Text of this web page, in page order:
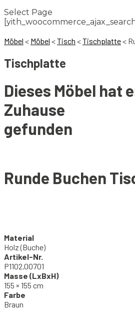
Select Page
Möbel < Möbel <Tisch <Tischplatte<
Tischplatte
Dieses Möbel hat
Zuhause
gefunden
Runde Buchen
Material
Holz (Buche)
Artikel-Nr.
P1102.00701
Masse (LxBxH)
155 × 155 cm
Farbe
Braun